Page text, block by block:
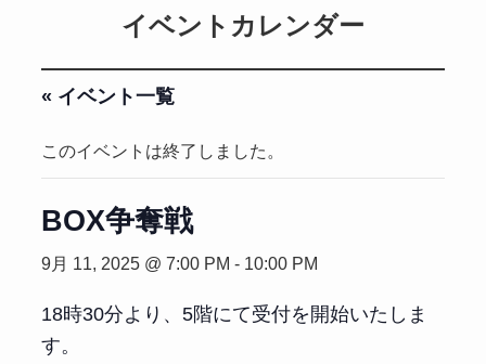
イベントカレンダー
« イベント一覧
このイベントは終了しました。
BOX争奪戦
9月 11, 2025 @ 7:00 PM - 10:00 PM
18時30分より、5階にて受付を開始いたしま
す。